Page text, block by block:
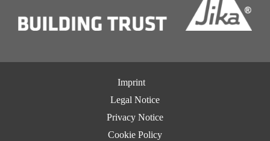
Imprint
Legal Notice
Privacy Notice
Cookie Policy